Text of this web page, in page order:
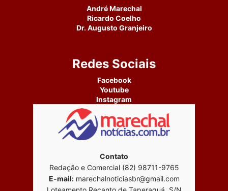
André Marechal
Ricardo Coelho
Dr. Augusto Granjeiro
Redes Sociais
Facebook
Youtube
Instagram
Contato
Redação e Comercial (82) 98711-9765
E-mail:marechalnoticiasbr@gmail.com